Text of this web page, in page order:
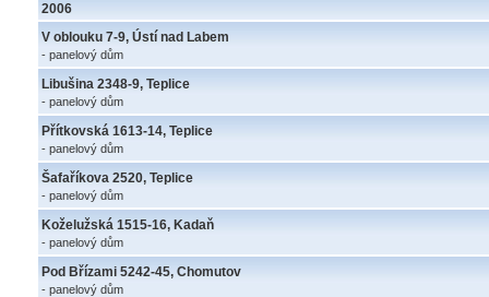
2006
V oblouku 7-9, Ústí nad Labem
- panelový dům
Libušina 2348-9, Teplice
- panelový dům
Přítkovská 1613-14, Teplice
- panelový dům
Šafaříkova 2520, Teplice
- panelový dům
Koželužská 1515-16, Kadaň
- panelový dům
Pod Břízami 5242-45, Chomutov
- panelový dům